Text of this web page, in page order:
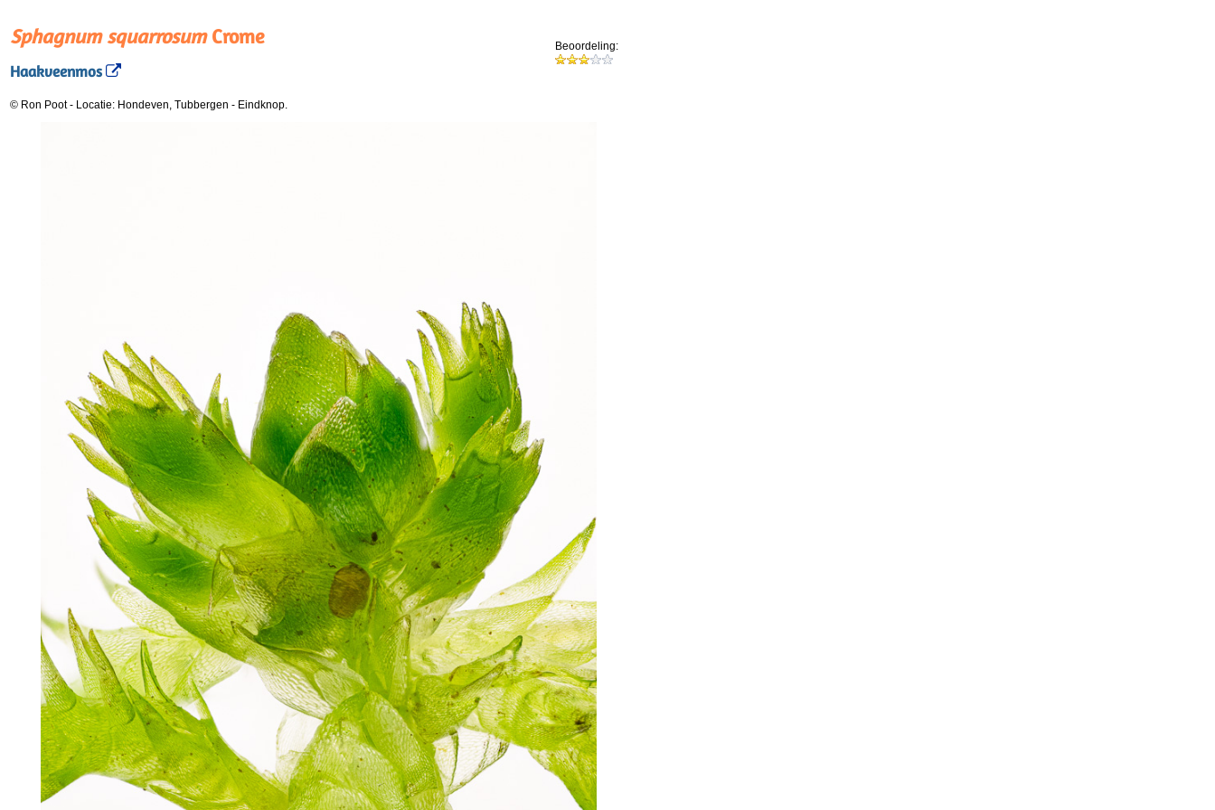
Sphagnum squarrosumCrome
Haakveenmos
Beoordeling:
© Ron Poot- Locatie: Hondeven, Tubbergen - Eindknop.